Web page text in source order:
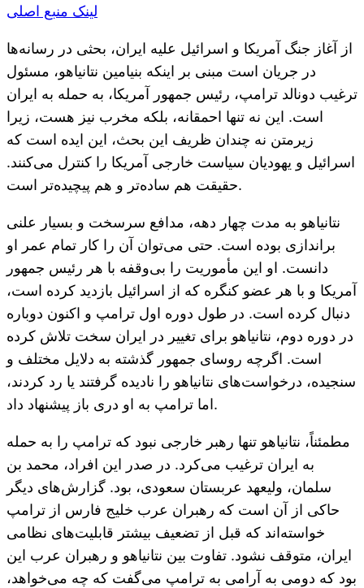
لینک منبع اصلی
از آغاز جنگ آمریکا و اسرائیل علیه ایران، بحثی در رسانه‌ها
در جریان است مبنی بر اینکه بنیامین نتانیاهو، مسئول
ترغیب دونالد ترامپ، رئیس جمهور آمریکا، به حمله به ایران
است. این نه تنها احمقانه، بلکه مخرب نیز هست، زیرا
زیرمتن نه چندان ظریف این بحث، این ایده است که
اسرائیل و یهودیان سیاست خارجی آمریکا را کنترل می‌کنند.
حقیقت هم ساده‌تر و هم پیچیده‌تر است.
نتانیاهو به مدت چهار دهه، مدافع سرسخت و بسیار علنی
براندازی بوده است. حتی می‌توان آن را کار تمام عمر او
دانست. او این مأموریت را بی‌وقفه با هر رئیس جمهور
آمریکا و با هر عضو کنگره که از اسرائیل بازدید کرده است،
دنبال کرده است. در طول دوره اول ترامپ و اکنون دوباره
در دوره دوم، نتانیاهو برای تغییر در ایران سخت تلاش کرده
است. اگرچه روسای جمهور گذشته به دلایل مختلف و
سنجیده، درخواست‌های نتانیاهو را نادیده گرفتند یا رد کردند،
اما ترامپ به او دری باز پیشنهاد داد.
مطمئناً، نتانیاهو تنها رهبر خارجی نبود که ترامپ را به حمله
به ایران ترغیب می‌کرد. در صدر این افراد، محمد بن
سلمان، ولیعهد عربستان سعودی، بود. گزارش‌های دیگر
حاکی از آن است که رهبران عرب خلیج فارس از ترامپ
خواسته‌اند که قبل از تضعیف بیشتر قابلیت‌های نظامی
ایران، متوقف نشود. تفاوت بین نتانیاهو و رهبران عرب این
بود که دومی به آرامی به ترامپ می‌گفت که چه می‌خواهد،